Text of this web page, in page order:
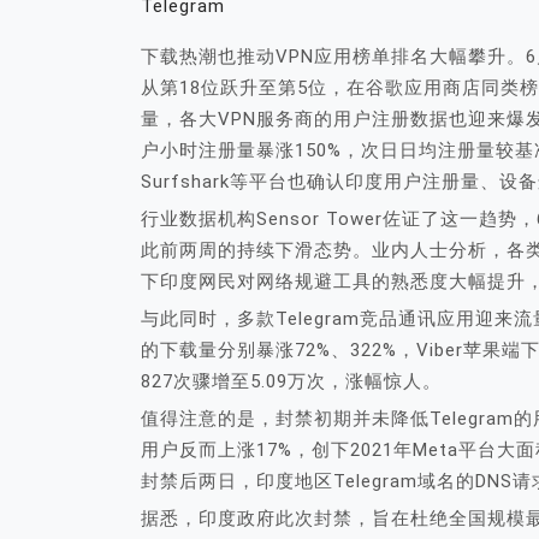
Telegram
下载热潮也推动VPN应用榜单排名大幅攀升
从第18位跃升至第5位，在谷歌应用商店同类
量，各大VPN服务商的用户注册数据也迎来
户小时注册量暴涨150%，次日日均注册量较
Surfshark等平台也确认印度用户注册量、设
行业数据机构Sensor Tower佐证了这一趋势
此前两周的持续下滑态势。业内人士分析，各
下印度网民对网络规避工具的熟悉度大幅提升
与此同时，多款Telegram竞品通讯应用迎来
的下载量分别暴涨72%、322%，Viber苹果端
827次骤增至5.09万次，涨幅惊人。
值得注意的是，封禁初期并未降低Telegram
用户反而上涨17%，创下2021年Meta平台大
封禁后两日，印度地区Telegram域名的DNS
据悉，印度政府此次封禁，旨在杜绝全国规模